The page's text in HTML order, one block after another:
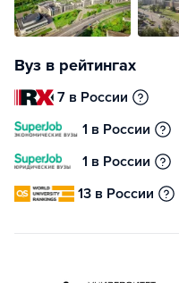
Вуз в рейтингах
7 в России
1 в России
1 в России
13 в России